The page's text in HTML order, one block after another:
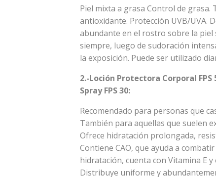
Piel mixta a grasa Control de grasa.
antioxidante. Protección UVB/UVA.
abundante en el rostro sobre la piel
siempre, luego de sudoración
la exposición. Puede ser utilizado
2.-Loción Protectora Corporal
Spray FPS 30:
Recomendado para personas que
También para aquellas que suelen
Ofrece hidratación prolongada,
Contiene CAO, que ayuda a
hidratación, cuenta con Vitamina E
Distribuye uniforme y